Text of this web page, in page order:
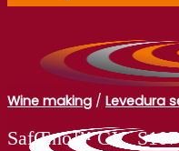
Wine making / Levedura
SafŒno™ GV S107